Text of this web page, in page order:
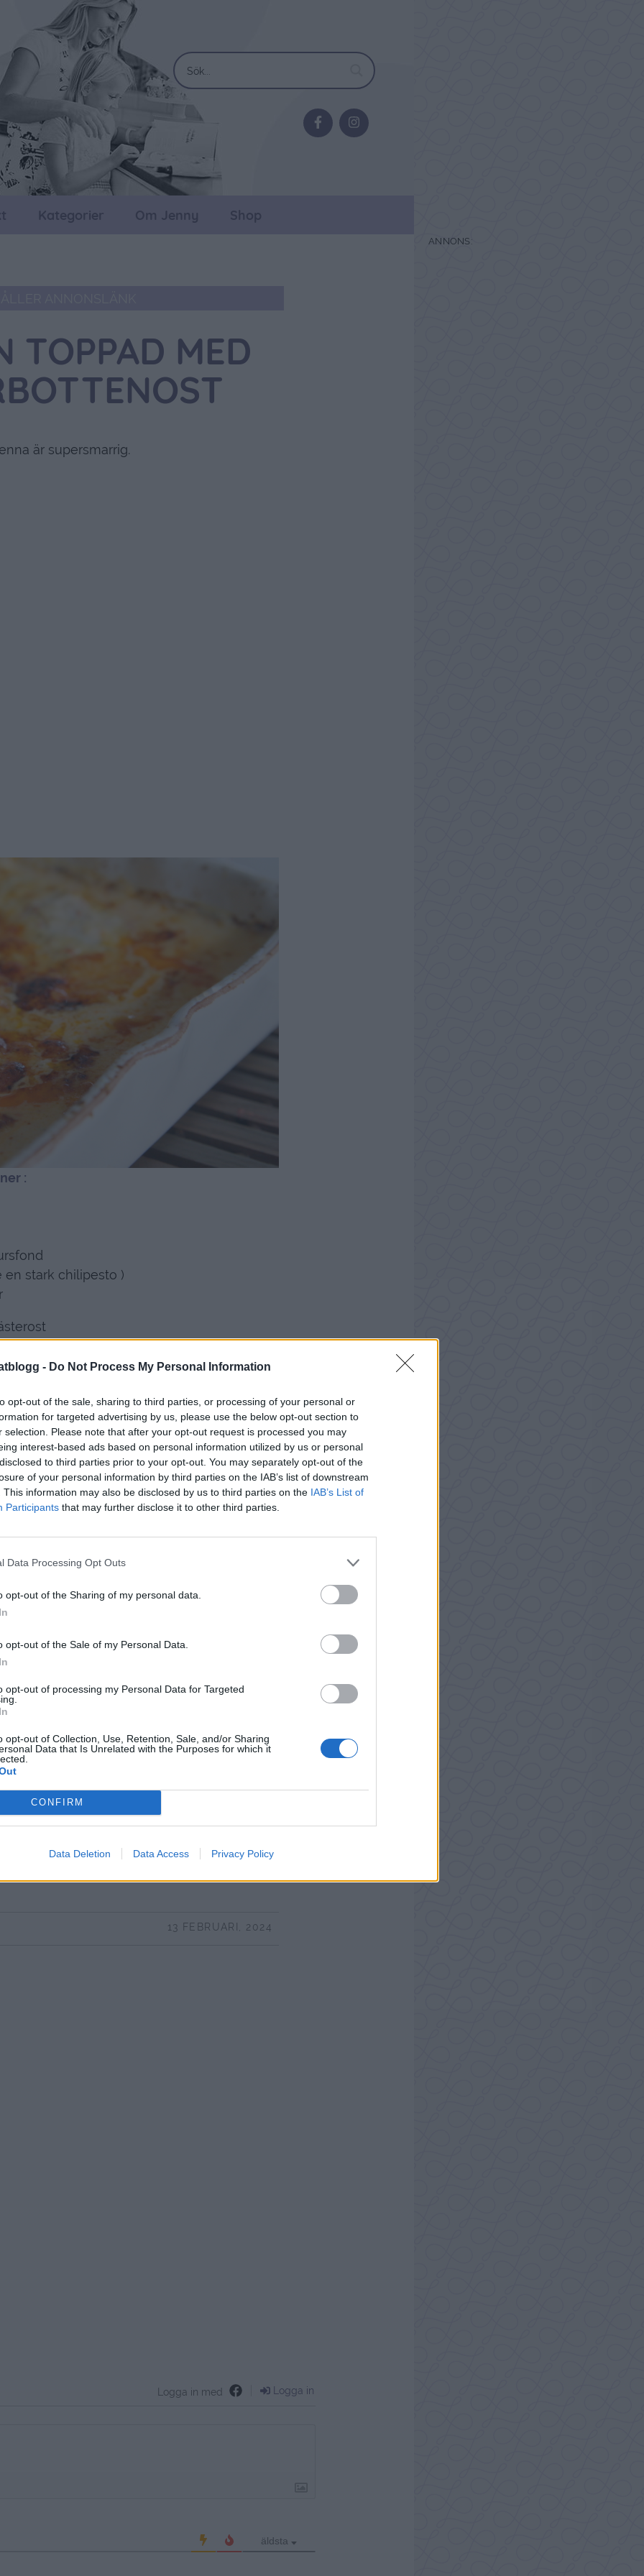
- Do Not Process My Personal Information
opt-out of the sale, sharing to third parties, or processing of your personal or
for targeted advertising by us, please use the below opt-out section to
selection. Please note that after your opt-out request is processed you may
interest-based ads based on personal information utilized by us or personal
to third parties prior to your opt-out. You may separately opt-out of the
of your personal information by third parties on the IAB’s list of downstream
This information may also be disclosed by us to third parties on the IAB’s List of
Participants that may further disclose it to other third parties.
Data Processing Opt Outs
opt-out of the Sharing of my personal data.
opt-out of the Sale of my Personal Data.
opt-out of processing my Personal Data for Targeted
opt-out of Collection, Use, Retention, Sale, and/or Sharing
Data that Is Unrelated with the Purposes for which it
CONFIRM
Data Deletion Data Access Privacy Policy
Kategorier Om Jenny Shop
TOPPAD MED
är supersmarrig.
:
en stark chilipesto )
Lägg de upptinade laxbitarna i en
med grädde, fond , creme fraiche och
stark mat) smaka av med salt och
och lägg över laxen . Lägg över den
minuter, eller tills laxen är färdig.
❤️
13 FEBRUARI, 2024
Logga in med Logga in
äldsta